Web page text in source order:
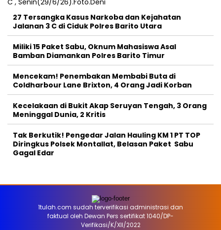
27 Tersangka Kasus Narkoba dan Kejahatan
Jalanan 3 C di Ciduk Polres Barito Utara
Miliki 15 Paket Sabu, Oknum Mahasiswa Asal
Bamban Diamankan Polres Barito Timur
Mencekam! Penembakan Membabi Buta di
Coldharbour Lane Brixton, 4 Orang Jadi Korban
Kecelakaan di Bukit Akap Seruyan Tengah, 3 Orang
Meninggal Dunia, 2 Kritis
Tak Berkutik! Pengedar Jalan Hauling KM 1 PT TOP
Diringkus Polsek Montallat, Belasan Paket Sabu
Gagal Edar
1tulah.com sudah terverifikasi administrasi dan
faktual oleh Dewan Pers sertifikat 1040/DP-
Verifikasi/K/XII/2022